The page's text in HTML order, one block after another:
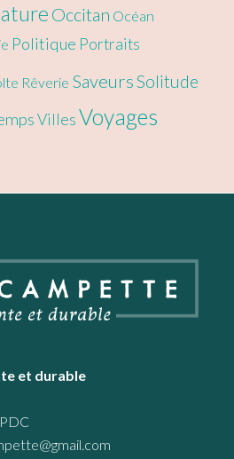
Occitan Océan
Politique Portraits
Rêverie SaveursSolitude
VillesVoyages
et durable